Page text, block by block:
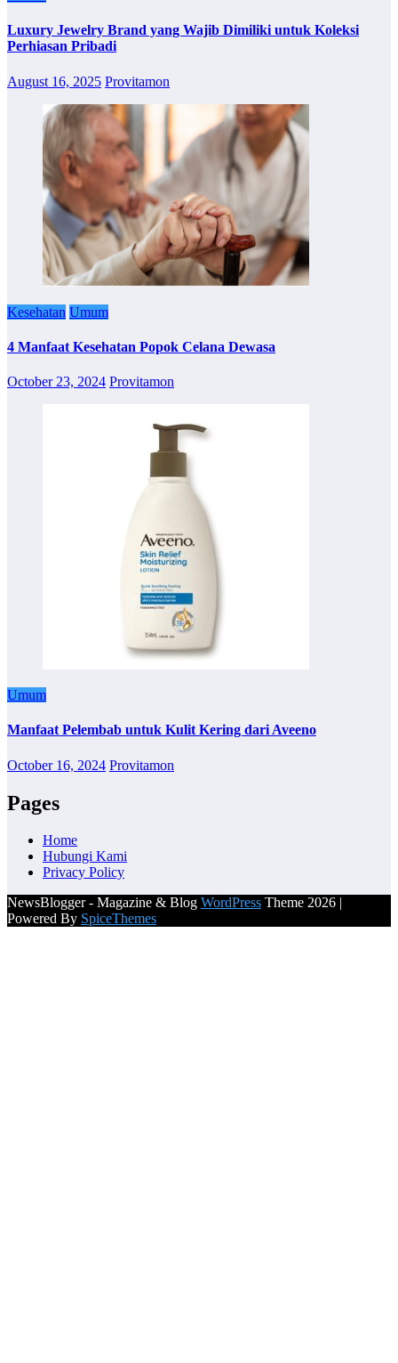
Luxury Jewelry Brand yang Wajib Dimiliki untuk Koleksi
Perhiasan Pribadi
August 16, 2025 Provitamon
Kesehatan Umum
4 Manfaat Kesehatan Popok Celana Dewasa
October 23, 2024 Provitamon
Umum
Manfaat Pelembab untuk Kulit Kering dari Aveeno
October 16, 2024 Provitamon
Pages
Home
Hubungi Kami
Privacy Policy
NewsBlogger - Magazine & Blog WordPress Theme 2026 |
Powered By SpiceThemes